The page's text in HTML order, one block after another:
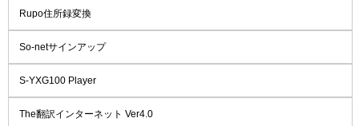
Rupo住所録変換
So-netサインアップ
S-YXG100 Player
The翻訳インターネット Ver4.0